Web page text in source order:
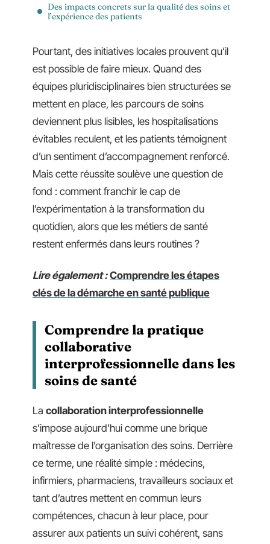
Des impacts concrets sur la qualité des soins et
l’expérience des patients
Pourtant, des initiatives locales prouvent qu’il
est possible de faire mieux. Quand des
équipes pluridisciplinaires bien structurées se
mettent en place, les parcours de soins
deviennent plus lisibles, les hospitalisations
évitables reculent, et les patients témoignent
d’un sentiment d’accompagnement renforcé.
Mais cette réussite soulève une question de
fond : comment franchir le cap de
l’expérimentation à la transformation du
quotidien, alors que les métiers de santé
restent enfermés dans leurs routines ?
Lire également : Comprendre les étapes
clés de la démarche en santé publique
Comprendre la pratique
collaborative
interprofessionnelle dans les
soins de santé
La collaboration interprofessionnelle
s’impose aujourd’hui comme une brique
maîtresse de l’organisation des soins. Derrière
ce terme, une réalité simple : médecins,
infirmiers, pharmaciens, travailleurs sociaux et
tant d’autres mettent en commun leurs
compétences, chacun à leur place, pour
assurer aux patients un suivi cohérent, sans